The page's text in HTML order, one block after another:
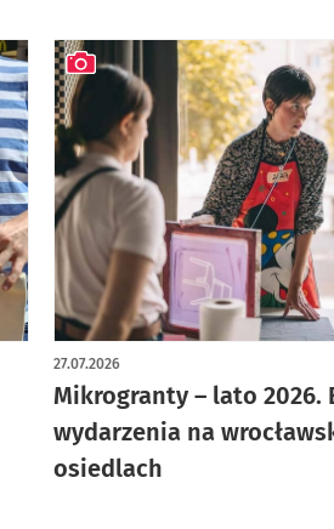
Mikrogranty – lato 2026.
wydarzenia na
osiedlach
27.07.2026
artykuł z galerią zdjęć